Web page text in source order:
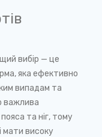
вибір — це
яка ефективно
випадам та
важлива
та ніг, тому
мати високу